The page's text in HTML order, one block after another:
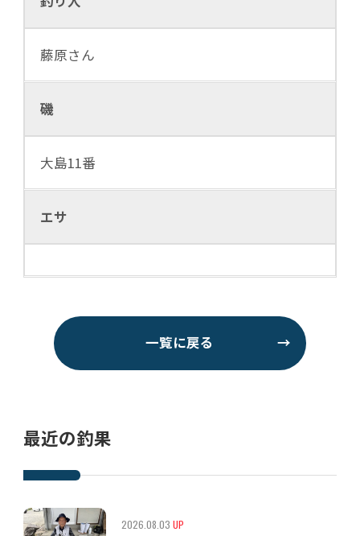
藤原さん
磯
大島11番
エサ
一覧に戻る →
最近の釣果
2026.08.03 UP